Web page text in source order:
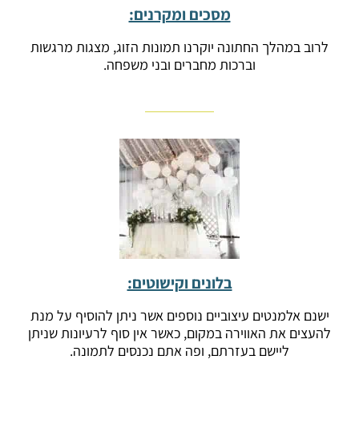
מסכים ומקרנים:
לרוב במהלך החתונה יוקרנו תמונות הזוג, מצגות מרגשות
וברכות מחברים ובני משפחה.
בלונים וקישוטים:
ישנם אלמנטים עיצוביים נוספים אשר ניתן להוסיף על מנת
להעצים את האווירה במקום, כאשר אין סוף לרעיונות שניתן
ליישם בעזרתם, ופה אתם נכנסים לתמונה.